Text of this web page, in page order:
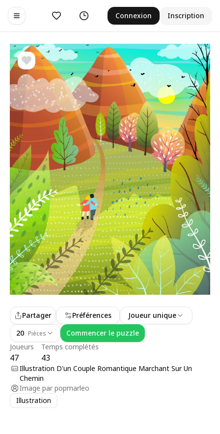
Toggle navigation menu
Aimer Historique Connexion Inscription
Joueurs
47
Temps complétés
43
Partager Préférences
Joueur unique
20 Pièces Commencer le puzzle
Illustration D'un Couple Romantique Marchant Sur Un
Chemin
Image par popmarleo
Illustration